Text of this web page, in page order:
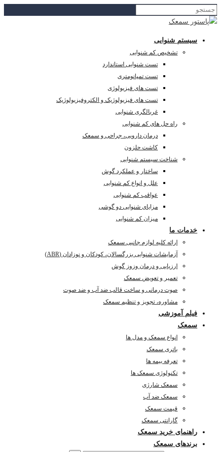
سیستم شنوایی
تشخیص کم شنوایی
تست شنوایی استاندارد
تست تمپانومتری
تست های فیزیولوژی
تست های فیزیولوژیک و الکتروفیزیولوژیک
غربالگری شنوایی
راه حل های کم شنوایی
درمان دارویی، جراحی و سمعک
کاشت حلزون
شناخت سیستم شنوایی
ساختار و عملکرد گوش
علل و انواع کم شنوایی
عواقب کم شنوایی
مزایای شنوایی دو گوشی
میزان کم شنوایی
خدمات ما
ارائه کلیه لوازم جانبی سمعک
آزمایشات شنوایی بزرگسالان، کودکان و نوزادان (ABR)
ارزیابی و درمان وزوز گوش
تعمیر و تعویض سمعک
صوت درمانی و ساخت قالب ضد آب و ضد صوت
مشاوره، تجویز و تنظیم سمعک
فیلم آموزشی
سمعک
انواع سمعک و مدل ها
باتری سمعک
تعرفه بیمه ها
تکنولوژی سمعک ها
سمعک شارژی
سمعک ضد آب
قیمت سمعک
گارانتی سمعک
راهنمای خرید سمعک
برندهای سمعک